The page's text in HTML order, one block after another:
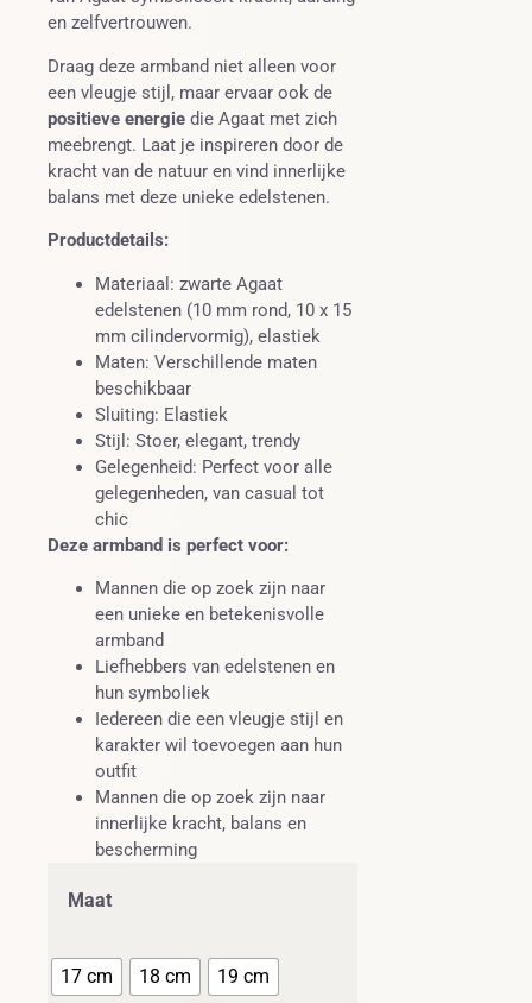
en zelfvertrouwen.
Draag deze armband niet alleen voor
een vleugje stijl, maar ervaar ook de
positieve energie die Agaat met zich
meebrengt. Laat je inspireren door de
kracht van de natuur en vind innerlijke
balans met deze unieke edelstenen.
Productdetails:
Materiaal: zwarte Agaat
edelstenen (10 mm rond, 10 x 15
mm cilindervormig), elastiek
Maten: Verschillende maten
beschikbaar
Sluiting: Elastiek
Stijl: Stoer, elegant, trendy
Gelegenheid: Perfect voor alle
gelegenheden, van casual tot
chic
Deze armband is perfect voor:
Mannen die op zoek zijn naar
een unieke en betekenisvolle
armband
Liefhebbers van edelstenen en
hun symboliek
Iedereen die een vleugje stijl en
karakter wil toevoegen aan hun
outfit
Mannen die op zoek zijn naar
innerlijke kracht, balans en
bescherming
Maat
17 cm 18 cm 19 cm